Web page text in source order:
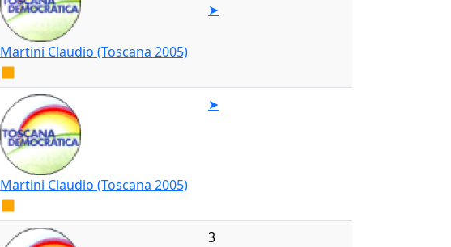
Martini Claudio (Toscana 2005)
➤
Martini Claudio (Toscana 2005)
➤
3